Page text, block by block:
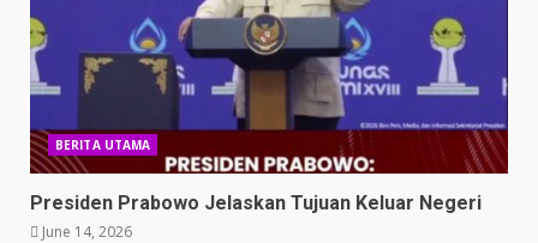
BERITA UTAMA
Presiden Prabowo Jelaskan Tujuan Keluar Negeri
June 14, 2026